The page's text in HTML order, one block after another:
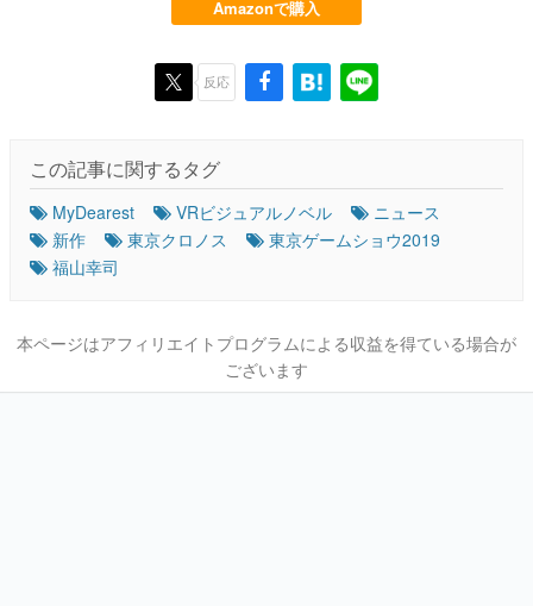
Amazonで購入
反応
この記事に関するタグ
MyDearest VRビジュアルノベル
ニュース
新作
東京クロノス
東京ゲームショウ2019
福山幸司
本ページはアフィリエイトプログラムによる収益を得ている場合が
ございます